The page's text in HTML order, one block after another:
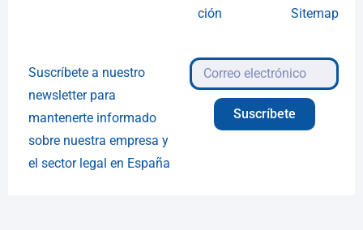
ción
Sitemap
Suscríbete a nuestro
newsletter para
mantenerte informado
sobre nuestra empresa y
el sector legal en España
Suscríbete